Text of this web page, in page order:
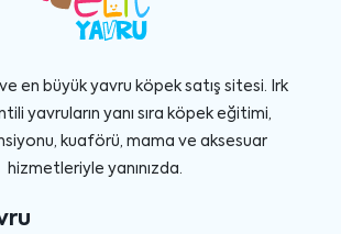
ve en büyük yavru köpek satış sitesi. Irk
yavruların yanı sıra köpek eğitimi,
kuaförü, mama ve aksesuar
hizmetleriyle yanınızda.